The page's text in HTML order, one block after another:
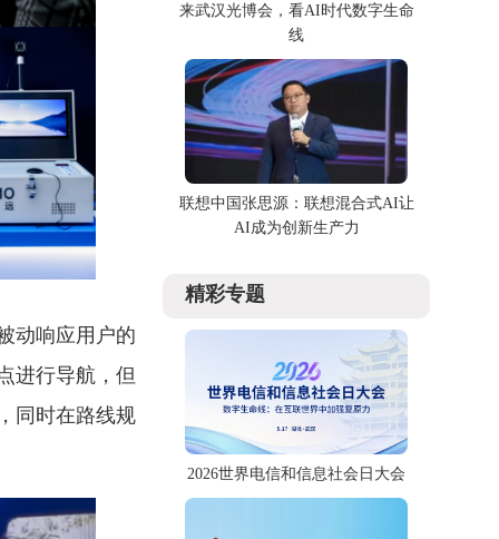
动响应用户的
进行导航，但
同时在路线规
来武汉光博会，看AI时代数字生命
线
联想中国张思源：联想混合式AI让
AI成为创新生产力
精彩专题
2026世界电信和信息社会日大会